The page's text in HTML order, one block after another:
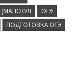
ОГЭ
ПОДГОТОВКА ОГЭ